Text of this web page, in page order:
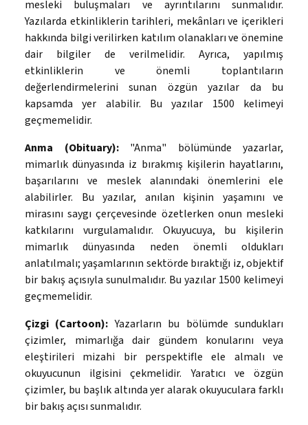
mesleki buluşmaları ve ayrıntılarını sunmalıdır.
Yazılarda etkinliklerin tarihleri, mekânları ve içerikleri
hakkında bilgi verilirken katılım olanakları ve önemine
dair bilgiler de verilmelidir. Ayrıca, yapılmış
etkinliklerin ve önemli toplantıların
değerlendirmelerini sunan özgün yazılar da bu
kapsamda yer alabilir. Bu yazılar 1500 kelimeyi
geçmemelidir.
Anma (Obituary):"Anma" bölümünde yazarlar,
mimarlık dünyasında iz bırakmış kişilerin hayatlarını,
başarılarını ve meslek alanındaki önemlerini ele
alabilirler. Bu yazılar, anılan kişinin yaşamını ve
mirasını saygı çerçevesinde özetlerken onun mesleki
katkılarını vurgulamalıdır. Okuyucuya, bu kişilerin
mimarlık dünyasında neden önemli oldukları
anlatılmalı; yaşamlarının sektörde bıraktığı iz, objektif
bir bakış açısıyla sunulmalıdır. Bu yazılar 1500 kelimeyi
geçmemelidir.
Çizgi (Cartoon): Yazarların bu bölümde sundukları
çizimler, mimarlığa dair gündem konularını veya
eleştirileri mizahi bir perspektifle ele almalı ve
okuyucunun ilgisini çekmelidir. Yaratıcı ve özgün
çizimler, bu başlık altında yer alarak okuyuculara farklı
bir bakış açısı sunmalıdır.